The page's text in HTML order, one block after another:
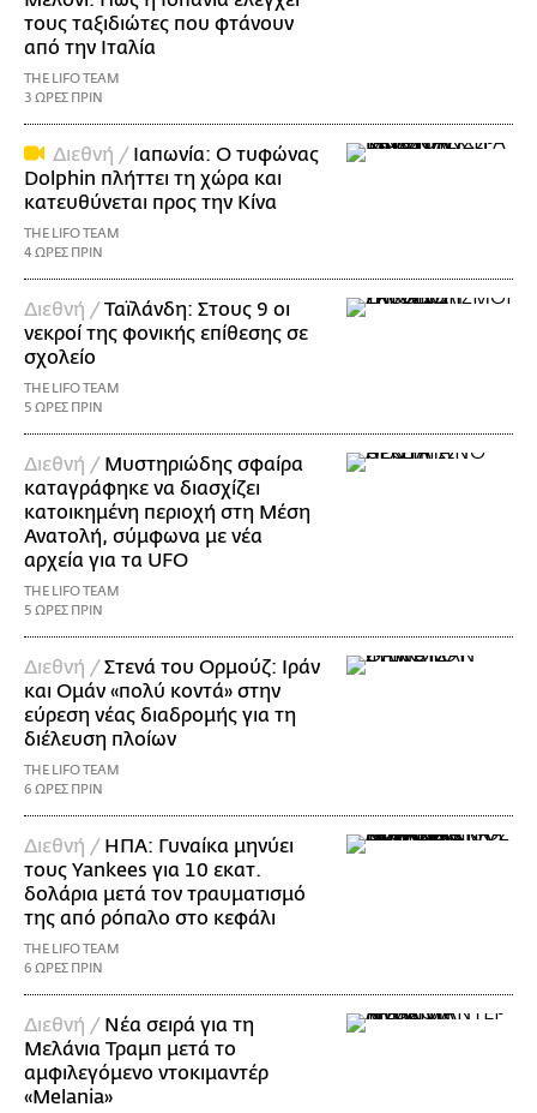
τους ταξιδιώτες που φτάνουν
από την Ιταλία
THE LIFO TEAM
3 ΩΡΕΣ ΠΡΙΝ
Διεθνή / Ιαπωνία: Ο τυφώνας
Dolphin πλήττει τη χώρα και
κατευθύνεται προς την Κίνα
THE LIFO TEAM
4 ΩΡΕΣ ΠΡΙΝ
Διεθνή /Ταϊλάνδη: Στους 9 οι
νεκροί της φονικής επίθεσης σε
σχολείο
THE LIFO TEAM
5 ΩΡΕΣ ΠΡΙΝ
Διεθνή / Μυστηριώδης σφαίρα
καταγράφηκε να διασχίζει
κατοικημένη περιοχή στη Μέση
Ανατολή, σύμφωνα με νέα
αρχεία για τα UFO
THE LIFO TEAM
5 ΩΡΕΣ ΠΡΙΝ
Διεθνή /Στενά του Ορμούζ: Ιράν
και Ομάν «πολύ κοντά» στην
εύρεση νέας διαδρομής για τη
διέλευση πλοίων
THE LIFO TEAM
6 ΩΡΕΣ ΠΡΙΝ
Διεθνή / ΗΠΑ: Γυναίκα μηνύει
τους Yankees για 10 εκατ.
δολάρια μετά τον τραυματισμό
της από ρόπαλο στο κεφάλι
THE LIFO TEAM
6 ΩΡΕΣ ΠΡΙΝ
Διεθνή / Νέα σειρά για τη
Μελάνια Τραμπ μετά το
αμφιλεγόμενο ντοκιμαντέρ
«Melania»